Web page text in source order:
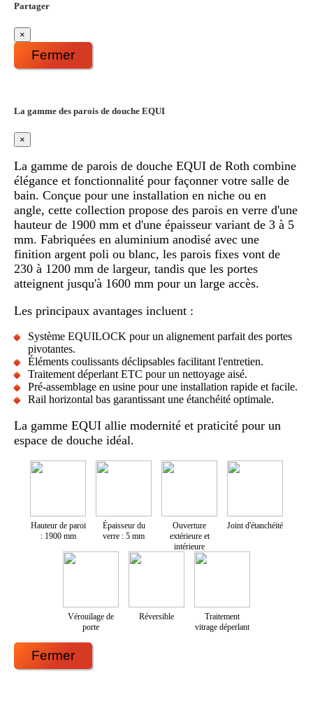
Partager
×
Fermer
La gamme des parois de douche EQUI
×
La gamme de parois de douche EQUI de Roth combine
élégance et fonctionnalité pour façonner votre salle de
bain. Conçue pour une installation en niche ou en
angle, cette collection propose des parois en verre d'une
hauteur de 1900 mm et d'une épaisseur variant de 3 à 5
mm. Fabriquées en aluminium anodisé avec une
finition argent poli ou blanc, les parois fixes vont de
230 à 1200 mm de largeur, tandis que les portes
atteignent jusqu'à 1600 mm pour un large accès.
Les principaux avantages incluent :
Système EQUILOCK pour un alignement parfait des portes
pivotantes.
Éléments coulissants déclipsables facilitant l'entretien.
Traitement déperlant ETC pour un nettoyage aisé.
Pré-assemblage en usine pour une installation rapide et facile.
Rail horizontal bas garantissant une étanchéité optimale.
La gamme EQUI allie modernité et praticité pour un
espace de douche idéal.
Hauteur de paroi
: 1900 mm
Épaisseur du
verre : 5 mm
Ouverture
extérieure et
intérieure
Joint d'étanchéité
Vérouilage de
porte
Réversible
Traitement
vitrage déperlant
Fermer